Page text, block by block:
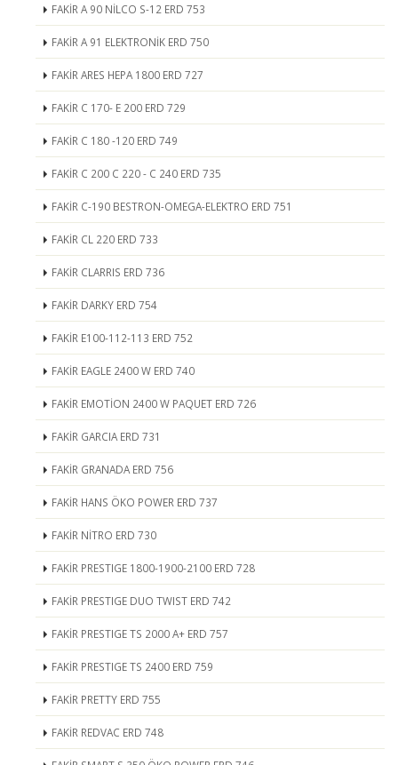
FAKİR A 90 NİLCO S-12 ERD 753
FAKİR A 91 ELEKTRONİK ERD 750
FAKİR ARES HEPA 1800 ERD 727
FAKİR C 170- E 200 ERD 729
FAKİR C 180 -120 ERD 749
FAKİR C 200 C 220 - C 240 ERD 735
FAKİR C-190 BESTRON-OMEGA-ELEKTRO ERD 751
FAKİR CL 220 ERD 733
FAKİR CLARRIS ERD 736
FAKİR DARKY ERD 754
FAKİR E100-112-113 ERD 752
FAKİR EAGLE 2400 W ERD 740
FAKİR EMOTİON 2400 W PAQUET ERD 726
FAKİR GARCIA ERD 731
FAKİR GRANADA ERD 756
FAKİR HANS ÖKO POWER ERD 737
FAKİR NİTRO ERD 730
FAKİR PRESTIGE 1800-1900-2100 ERD 728
FAKİR PRESTIGE DUO TWIST ERD 742
FAKİR PRESTIGE TS 2000 A+ ERD 757
FAKİR PRESTIGE TS 2400 ERD 759
FAKİR PRETTY ERD 755
FAKİR REDVAC ERD 748